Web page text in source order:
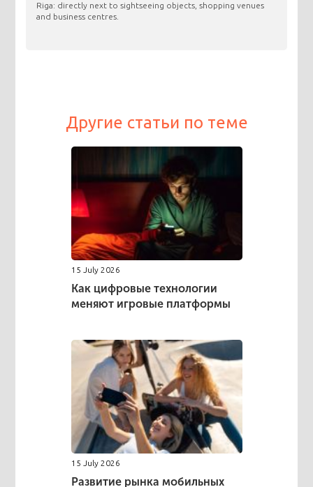
Riga: directly next to sightseeing objects, shopping venues
and business centres.
Другие статьи по теме
15 July 2026
Как цифровые технологии
меняют игровые платформы
15 July 2026
Развитие рынка мобильных